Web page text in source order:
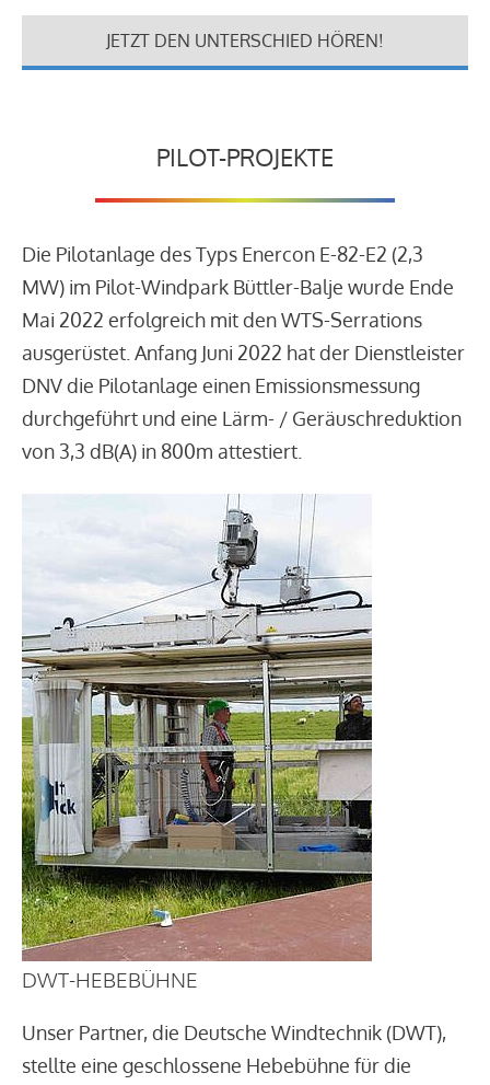
JETZT DEN UNTERSCHIED HÖREN!
PILOT-PROJEKTE
Die Pilotanlage des Typs Enercon E-82-E2 (2,3
MW) im Pilot-Windpark Büttler-Balje wurde Ende
Mai 2022 erfolgreich mit den WTS-Serrations
ausgerüstet. Anfang Juni 2022 hat der Dienstleister
DNV die Pilotanlage einen Emissionsmessung
durchgeführt und eine Lärm- / Geräuschreduktion
von 3,3 dB(A) in 800m attestiert.
DWT-HEBEBÜHNE
Unser Partner, die Deutsche Windtechnik (DWT),
stellte eine geschlossene Hebebühne für die